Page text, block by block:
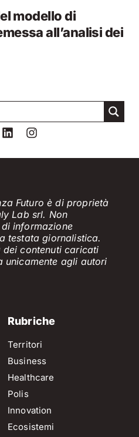
modello di
all’analisi dei
Futuro è di proprietà
Lab srl. Non
informazione
testata giornalistica.
contenuti caricati
unicamente agli autori
Rubriche
Territori
Business
Healthcare
Polis
Innovation
Ecosistemi